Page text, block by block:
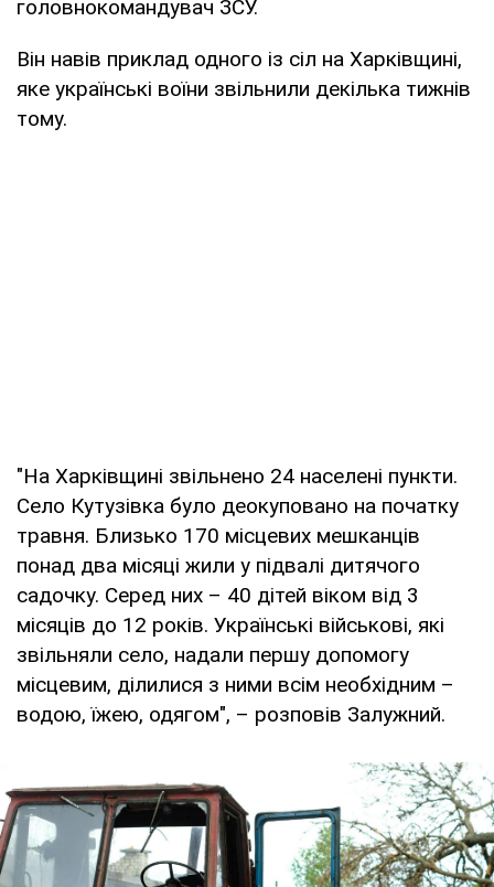
головнокомандувач ЗСУ.
Він навів приклад одного із сіл на Харківщині,
яке українські воїни звільнили декілька тижнів
тому.
"На Харківщині звільнено 24 населені пункти.
Село Кутузівка було деокуповано на початку
травня. Близько 170 місцевих мешканців
понад два місяці жили у підвалі дитячого
садочку. Серед них – 40 дітей віком від 3
місяців до 12 років. Українські військові, які
звільняли село, надали першу допомогу
місцевим, ділилися з ними всім необхідним –
водою, їжею, одягом", – розповів Залужний.